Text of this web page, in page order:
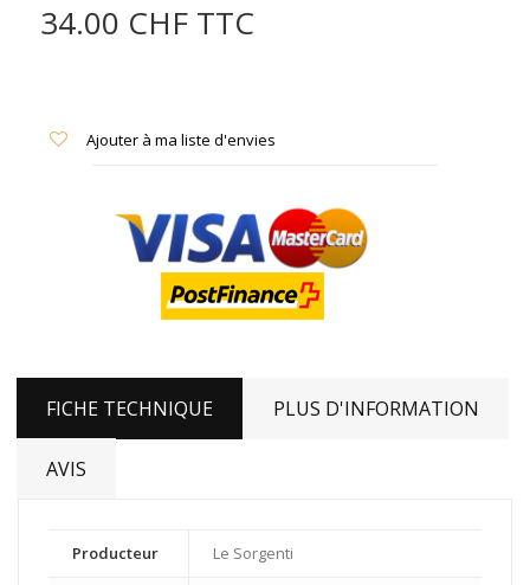
34.00 CHF TTC
Ajouter à ma liste d'envies
FICHE TECHNIQUE PLUS D'INFORMATION
AVIS
Producteur Le Sorgenti